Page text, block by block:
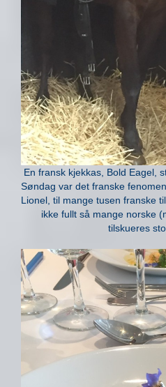
En fransk kjekkas, Bold Eagel,
Søndag var det franske
Lionel, til mange tusen franske
ikke fullt så mange norske
tilskueres